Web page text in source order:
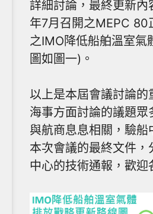
詳細討論，最終更新
年7月召開之MEPC 80
之IMO降低船舶溫室氣
圖如圖一)。
以上是本屆會議討論的
海事方面討論的議題眾
與航商息息相關，驗船
本次會議的最終文件，
中心的技術通報，歡迎